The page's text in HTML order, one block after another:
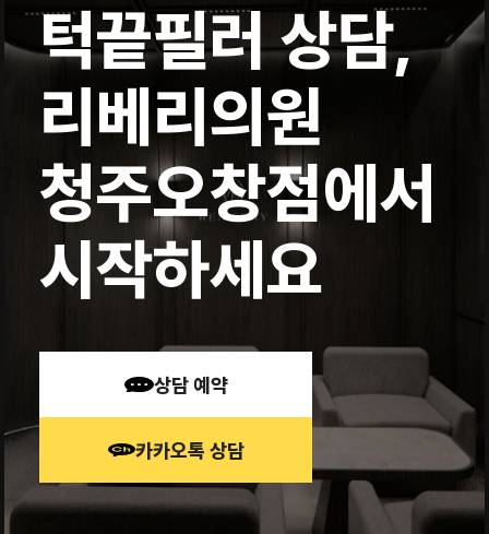
턱끝필러 상담,
리베리의원
청주오창점에서
시작하세요
상담 예약
카카오톡 상담